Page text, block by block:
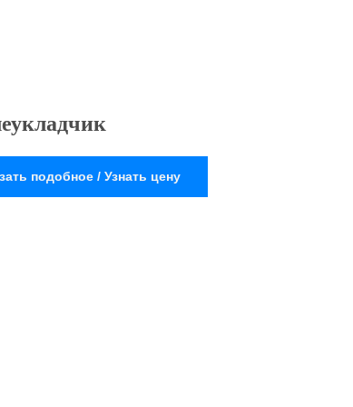
подобное / Узнать цену